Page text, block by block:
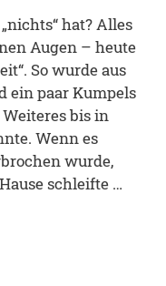
hat? Alles
Augen – heute
So wurde aus
ein paar Kumpels
bis in
Wenn es
wurde,
schleifte …